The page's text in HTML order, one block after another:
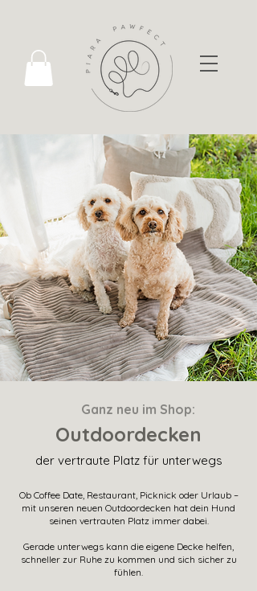
Ganz neu im Shop:
Outdoordecken
der vertraute Platz für unterwegs
Ob Coffee Date, Restaurant, Picknick oder Urlaub –
mit unseren neuen Outdoordecken hat dein Hund
seinen vertrauten Platz immer dabei.
Gerade unterwegs kann die eigene Decke helfen,
schneller zur Ruhe zu kommen und sich sicher zu
fühlen.